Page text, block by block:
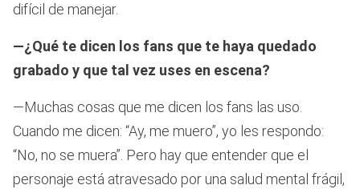
difícil de manejar.
—¿Qué te dicen los fans que te haya quedado
grabado y que tal vez uses en escena?
—Muchas cosas que me dicen los fans las uso.
Cuando me dicen: “Ay, me muero”, yo les respondo:
“No, no se muera”. Pero hay que entender que el
personaje está atravesado por una salud mental frágil,